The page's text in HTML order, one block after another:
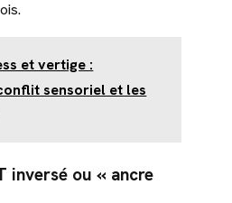
et vertige :
sensoriel et les
inversé ou « ancre